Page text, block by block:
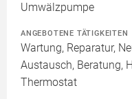
Umwälzpumpe
ANGEBOTENE TÄTIGKEITEN
Wartung, Reparatur,
Austausch, Beratung,
Thermostat